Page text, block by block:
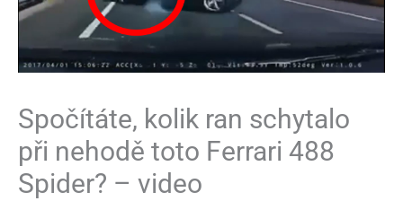
Spočítáte, kolik ran schytalo
při nehodě toto Ferrari 488
Spider? – video